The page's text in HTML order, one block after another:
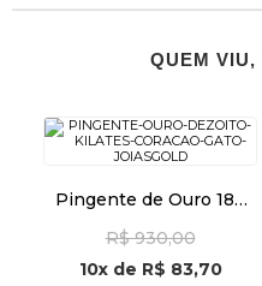
QUEM VIU,
Pingente de Ouro 18k
R$ 930,00
10xde R$ 83,70